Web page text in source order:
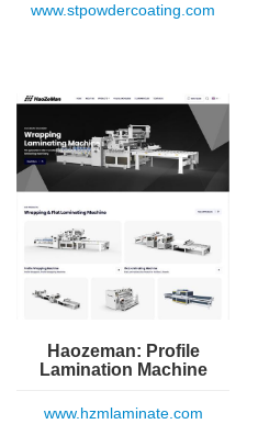
www.stpowdercoating.com
Haozeman: Profile
Lamination Machine
www.hzmlaminate.com